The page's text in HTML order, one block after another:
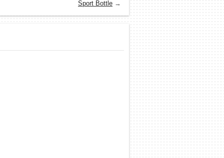
Sport Bottle →